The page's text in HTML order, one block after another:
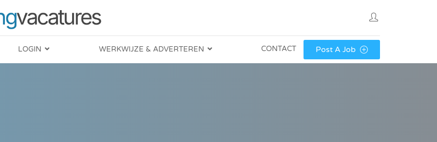
LOGIN WERKWIJZE & ADVERTEREN CONTACT Post A Job